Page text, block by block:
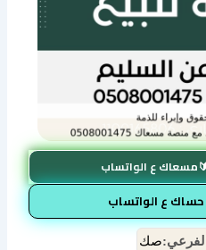
ع الواتساب
حساك ع الواتساب
صك